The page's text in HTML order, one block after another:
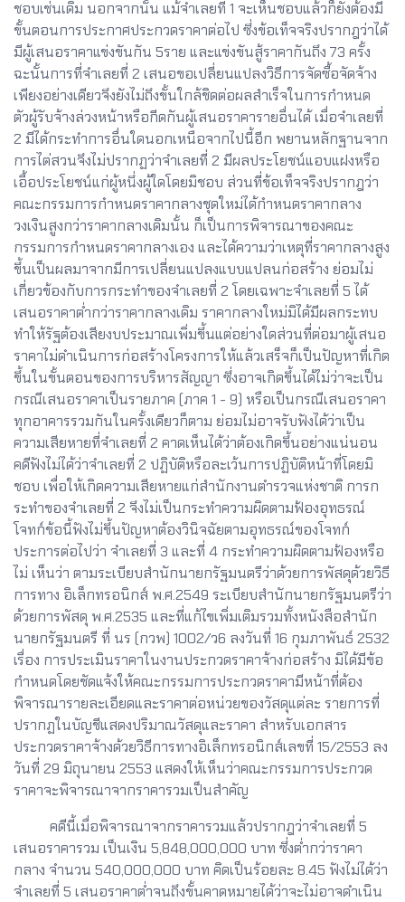
ชอบเช่นเดิม นอกจากนั้น แม้จำเลยที่ 1 จะเห็นชอบแล้วก็ยังต้องมี
ขั้นตอนการประกาศประกวดราคาต่อไป ซึ่งข้อเท็จจริงปรากฎว่าได้
มีผู้เสนอราคาแข่งขันกัน 5ราย และแข่งขันสู้ราคากันถึง 73 ครั้ง
ฉะนั้นการที่จำเลยที่ 2 เสนอขอเปลี่ยนแปลงวิธีการจัดซื้อจัดจ้าง
เพียงอย่างเดียวจึงยังไม่ถึงขั้นใกล้ชิดต่อผลสำเร็จในการกำหนด
ตัวผู้รับจ้างล่วงหน้าหรือกีดกันผู้เสนอราคารายอื่นได้ เมื่อจำเลยที่
2 มีได้กระทำการอื่นใดนอกเหนือจากไปนี้อีก พยานหลักฐานจาก
การไต่สวนจึงไม่ปรากฏว่าจำเลยที่ 2 มีผลประโยชน์แอบแฝงหรือ
เอื้อประโยชน์แก่ผู้หนึ่งผู้ใดโดยมิชอบ ส่วนที่ข้อเท็จจริงปรากฎว่า
คณะกรรมการกำหนดราคากลางชุดใหม่ได้กำหนดราคากลาง
วงเงินสูงกว่าราคากลางเดิมนั้น ก็เป็นการพิจารณาของคณะ
กรรมการกำหนดราคากลางเอง และได้ความว่าเหตุที่ราคากลางสูง
ขึ้นเป็นผลมาจากมีการเปลี่ยนแปลงแบบแปลนก่อสร้าง ย่อมไม่
เกี่ยวข้องกับการกระทำของจำเลยที่ 2 โดยเฉพาะจำเลยที่ 5 ได้
เสนอราคาต่ำกว่าราคากลางเดิม ราคากลางใหม่มิได้มีผลกระทบ
ทำให้รัฐต้องเสียงบประมาณเพิ่มขึ้นแต่อย่างใดส่วนที่ต่อมาผู้เสนอ
ราคาไม่ดำเนินการก่อสร้างโครงการให้แล้วเสร็จก็เป็นปัญหาที่เกิด
ขึ้นในขั้นตอนของการบริหารสัญญา ซึ่งอาจเกิดขึ้นได้ไม่ว่าจะเป็น
กรณีเสนอราคาเป็นรายภาค (ภาค 1 - 9) หรือเป็นกรณีเสนอราคา
ทุกอาคารรวมกันในครั้งเดียวก็ตาม ย่อมไม่อาจรับฟังได้ว่าเป็น
ความเสียหายที่จำเลยที่ 2 คาดเห็นได้ว่าต้องเกิดขึ้นอย่างแน่นอน
คดีฟังไม่ได้ว่าจำเลยที่ 2 ปฏิบัติหรือละเว้นการปฏิบัติหน้าที่โดยมิ
ชอบ เพื่อให้เกิดความเสียหายแก่สำนักงานตำรวจแห่งชาติ การก
ระทำของจำเลยที่ 2 จึงไม่เป็นกระทำความผิดตามฟ้องอุทธรณ์
โจทก์ข้อนี้ฟังไม่ขึ้นปัญหาต้องวินิจฉัยตามอุทธรณ์ของโจทก์
ประการต่อไปว่า จำเลยที่ 3 และที่ 4 กระทำความผิดตามฟ้องหรือ
ไม่ เห็นว่า ตามระเบียบสำนักนายกรัฐมนตรีว่าด้วยการพัสดุด้วยวิธี
การทาง อิเล็กทรอนิกส์ พ.ศ.2549 ระเบียบสำนักนายกรัฐมนตรีว่า
ด้วยการพัสดุ พ.ศ.2535 และที่แก้ไขเพิ่มเติมรวมทั้งหนังสือสำนัก
นายกรัฐมนตรี ที่ นร (กวพ) 1002/ว6 ลงวันที่ 16 กุมภาพันธ์ 2532
เรื่อง การประเมินราคาในงานประกวดราคาจ้างก่อสร้าง มิได้มีข้อ
กำหนดโดยชัดแจ้งให้คณะกรรมการประกวดราคามีหน้าที่ต้อง
พิจารณารายละเอียดและราคาต่อหน่วยของวัสดุแต่ละ รายการที่
ปรากฏในบัญชีแสดงปริมาณวัสดุและราคา สำหรับเอกสาร
ประกวดราคาจ้างด้วยวิธีการทางอิเล็กทรอนิกส์เลขที่ 15/2553 ลง
วันที่ 29 มิถุนายน 2553 แสดงให้เห็นว่าคณะกรรมการประกวด
ราคาจะพิจารณาจากราคารวมเป็นสำคัญ
คดีนี้เมื่อพิจารณาจากราคารวมแล้วปรากฎว่าจำเลยที่ 5
เสนอราคารวม เป็นเงิน 5,848,000,000 บาท ซึ่งต่ำกว่าราคา
กลาง จำนวน 540,000,000 บาท คิดเป็นร้อยละ 8.45 ฟังไม่ได้ว่า
จำเลยที่ 5 เสนอราคาต่ำจนถึงขั้นคาดหมายได้ว่าจะไม่อาจดำเนิน